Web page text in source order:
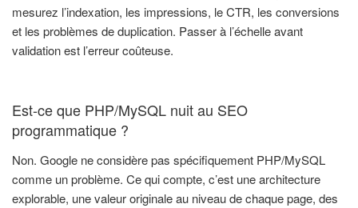
mesurez l’indexation, les impressions, le CTR, les conversions
et les problèmes de duplication. Passer à l’échelle avant
validation est l’erreur coûteuse.
Est-ce que PHP/MySQL nuit au SEO
programmatique ?
Non. Google ne considère pas spécifiquement PHP/MySQL
comme un problème. Ce qui compte, c’est une architecture
explorable, une valeur originale au niveau de chaque page, des